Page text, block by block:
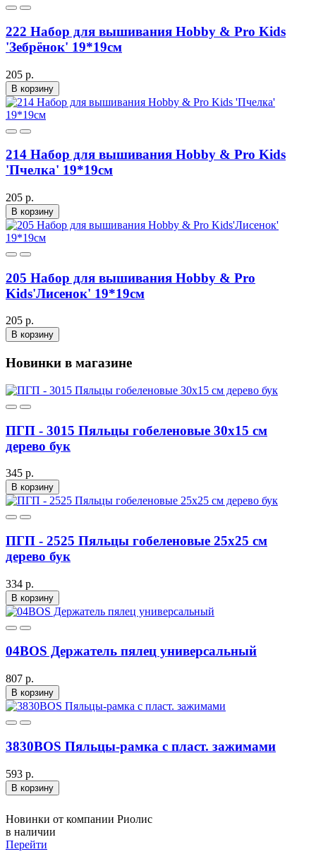
222 Набор для вышивания Hobby & Pro Kids
'Зебрёнок' 19*19см
205 р.
В корзину
214 Набор для вышивания Hobby & Pro Kids
'Пчелка' 19*19см
205 р.
В корзину
205 Набор для вышивания Hobby & Pro
Kids'Лисенок' 19*19см
205 р.
В корзину
Новинки в магазине
ПГП - 3015 Пяльцы гобеленовые 30х15 см
дерево бук
345 р.
В корзину
ПГП - 2525 Пяльцы гобеленовые 25х25 см
дерево бук
334 р.
В корзину
04BOS Держатель пялец универсальный
807 р.
В корзину
3830BOS Пяльцы-рамка с пласт. зажимами
593 р.
В корзину
Новинки от компании Риолис
в наличии
Перейти